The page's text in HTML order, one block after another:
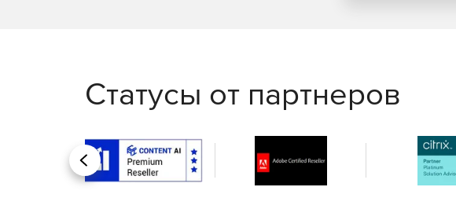
Статусы от партнеров
Назад